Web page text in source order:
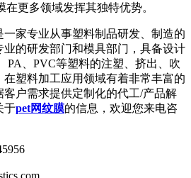
更多领域发挥其独特优势。
家专业从事塑料制品研发、制造的
的研发部门和模具部门，具备设计
PA、PVC等塑料的注塑、挤出、吹
塑料加工应用领域有着非常丰富的
户需求提供定制化的代工/产品解
于pet网纹膜的信息，欢迎您来电咨